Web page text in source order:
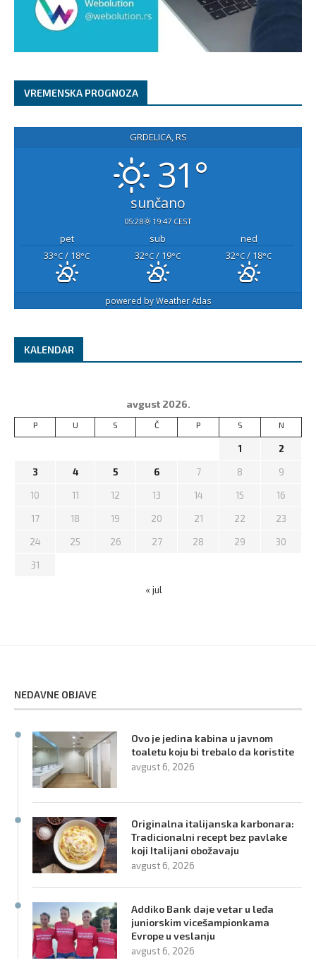
VREMENSKA PROGNOZA
GRDELICA, RS
31°
sunčano
05:28 19:47 CEST
pet sub
ned
33°C / 18°C 32°C / 19°C 32°C / 18°C
powered byWeather Atlas
KALENDAR
avgust 2026.
P U S Č P S N
1 2
3 4 5 6 7 8 9
10 11 12 13 14 15 16
17 18 19 20 21 22 23
24 25 26 27 28 29 30
31
« jul
NEDAVNE OBJAVE
Ovo je jedina kabina u javnom
toaletu koju bi trebalo da koristite
avgust 6, 2026
Originalna italijanska karbonara:
Tradicionalni recept bez pavlake
koji Italijani obožavaju
avgust 6, 2026
Addiko Bank daje vetar u leđa
juniorskim vicešampionkama
Evrope u veslanju
avgust 6, 2026